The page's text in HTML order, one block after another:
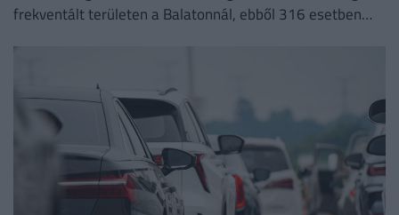
frekventált területen a Balatonnál, ebből 316 esetben